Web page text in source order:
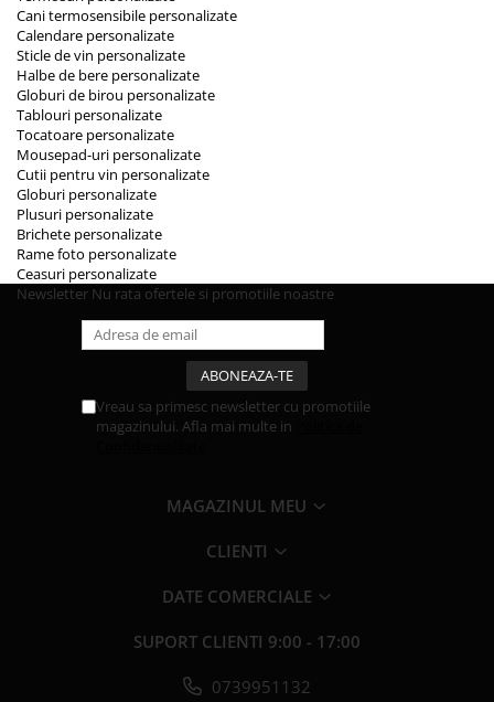
Cani termosensibile personalizate
Calendare personalizate
Sticle de vin personalizate
Halbe de bere personalizate
Globuri de birou personalizate
Tablouri personalizate
Tocatoare personalizate
Mousepad-uri personalizate
Cutii pentru vin personalizate
Globuri personalizate
Plusuri personalizate
Brichete personalizate
Rame foto personalizate
Ceasuri personalizate
Newsletter Nu rata ofertele si promotiile noastre
Vreau sa primesc newsletter cu promotiile
magazinului. Afla mai multe in
MAGAZINUL MEU
CLIENTI
DATE COMERCIALE
SUPORT CLIENTI 9:00 - 17:00
0739951132